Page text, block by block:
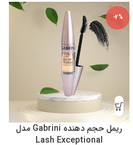
-2%
ریمل حجم دهنده Gabrini مدل
Lash Exceptional